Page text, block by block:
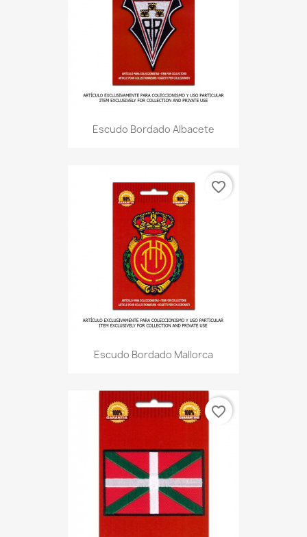
Escudo Bordado Albacete
Escudo Bordado Mallorca
favorite_border
favorite_border